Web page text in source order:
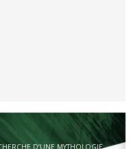
D’UNE MYTHOLOGIE